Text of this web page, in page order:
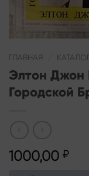
ГЛАВНАЯ КАТАЛОГ
Элтон Джон
Городской
1000,00 ₽